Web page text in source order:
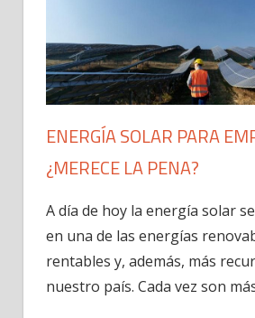
ENERGÍA SOLAR PARA
¿MERECE LA PENA?
A día de hoy la energía solar
en una de las energías
rentables y, además, más
nuestro país. Cada vez son